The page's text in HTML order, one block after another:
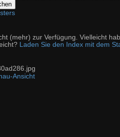
(mehr) zur Verfügung. Vielleicht
Laden Sie den Index mit dem